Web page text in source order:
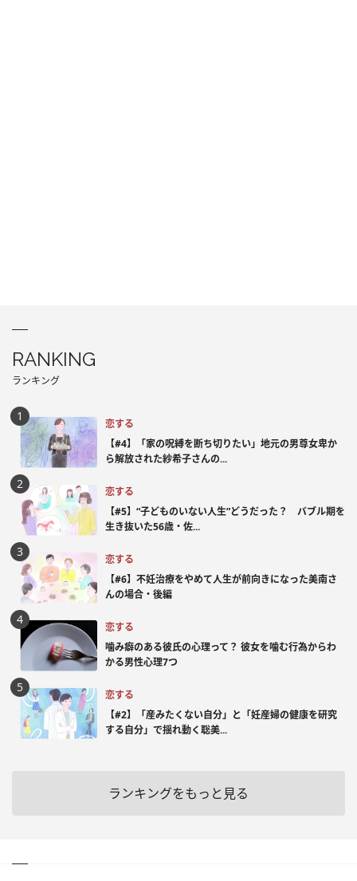
RANKING
ランキング
恋する
【#4】「家の呪縛を断ち切りたい」地元の男尊女卑か
ら解放された紗希子さんの...
恋する
【#5】“子どものいない人生”どうだった？ バブル期を
生き抜いた56歳・佐...
恋する
【#6】不妊治療をやめて人生が前向きになった美南さ
んの場合・後編
恋する
噛み癖のある彼氏の心理って？ 彼女を噛む行為からわ
かる男性心理7つ
恋する
【#2】「産みたくない自分」と「妊産婦の健康を研究
する自分」で揺れ動く聡美...
ランキングをもっと見る